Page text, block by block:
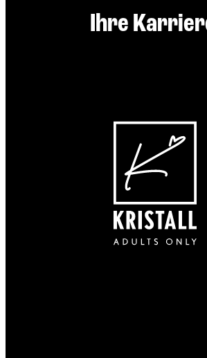
----
Ihre